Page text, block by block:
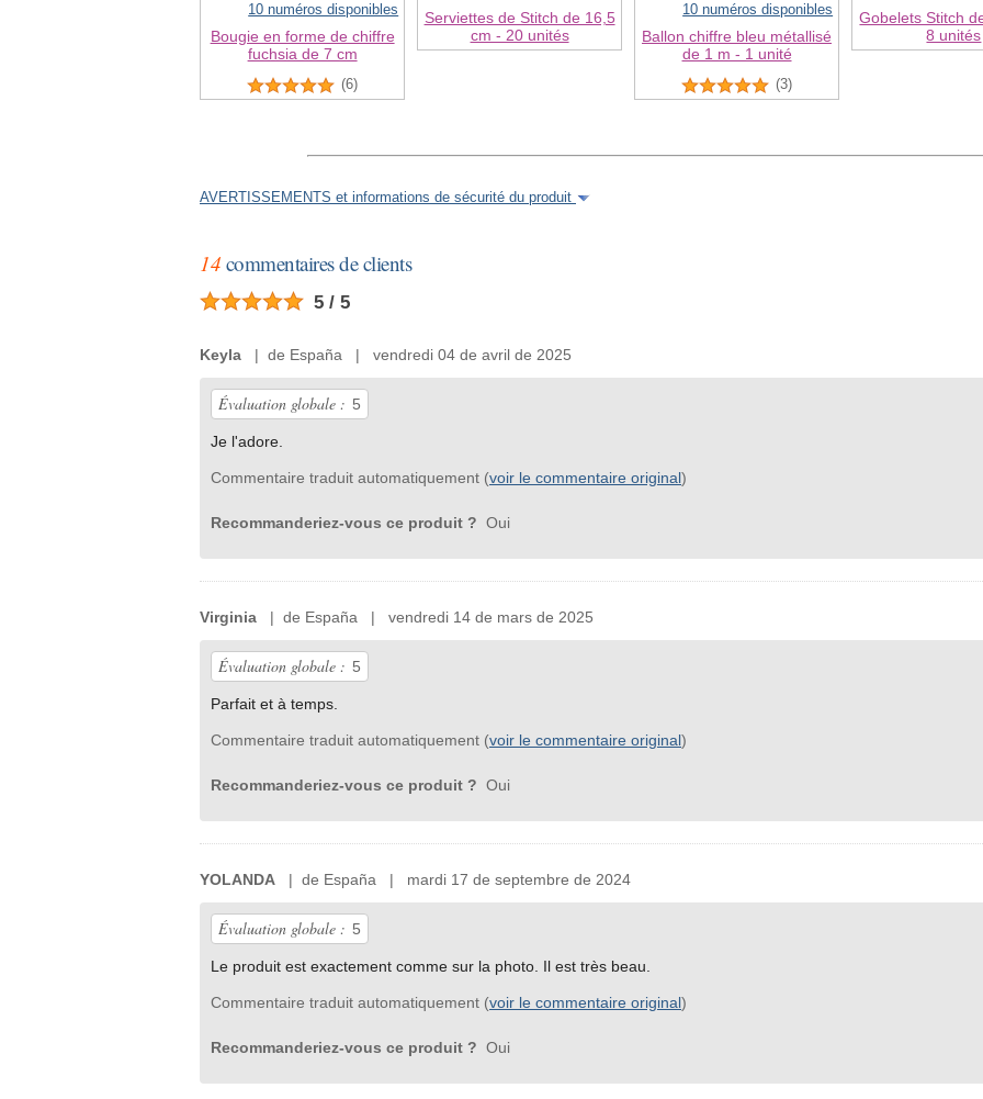
10 numéros disponibles
Bougie en forme de chiffre
fuchsia de 7 cm
(6)
Serviettes de Stitch de 16,5
cm - 20 unités
10 numéros disponibles
Ballon chiffre bleu métallisé
de 1 m - 1 unité
(3)
Gobelets Stitch
8 unités
AVERTISSEMENTS et informations de sécurité du produit
14 commentaires de clients
5 / 5
Keyla | de España | vendredi 04 de avril de 2025
Évaluation globale : 5
Je l'adore.
Commentaire traduit automatiquement (voir le commentaire original)
Recommanderiez-vous ce produit ? Oui
Virginia | de España | vendredi 14 de mars de 2025
Évaluation globale : 5
Parfait et à temps.
Commentaire traduit automatiquement (voir le commentaire original)
Recommanderiez-vous ce produit ? Oui
YOLANDA | de España | mardi 17 de septembre de 2024
Évaluation globale : 5
Le produit est exactement comme sur la photo. Il est très beau.
Commentaire traduit automatiquement (voir le commentaire original)
Recommanderiez-vous ce produit ? Oui